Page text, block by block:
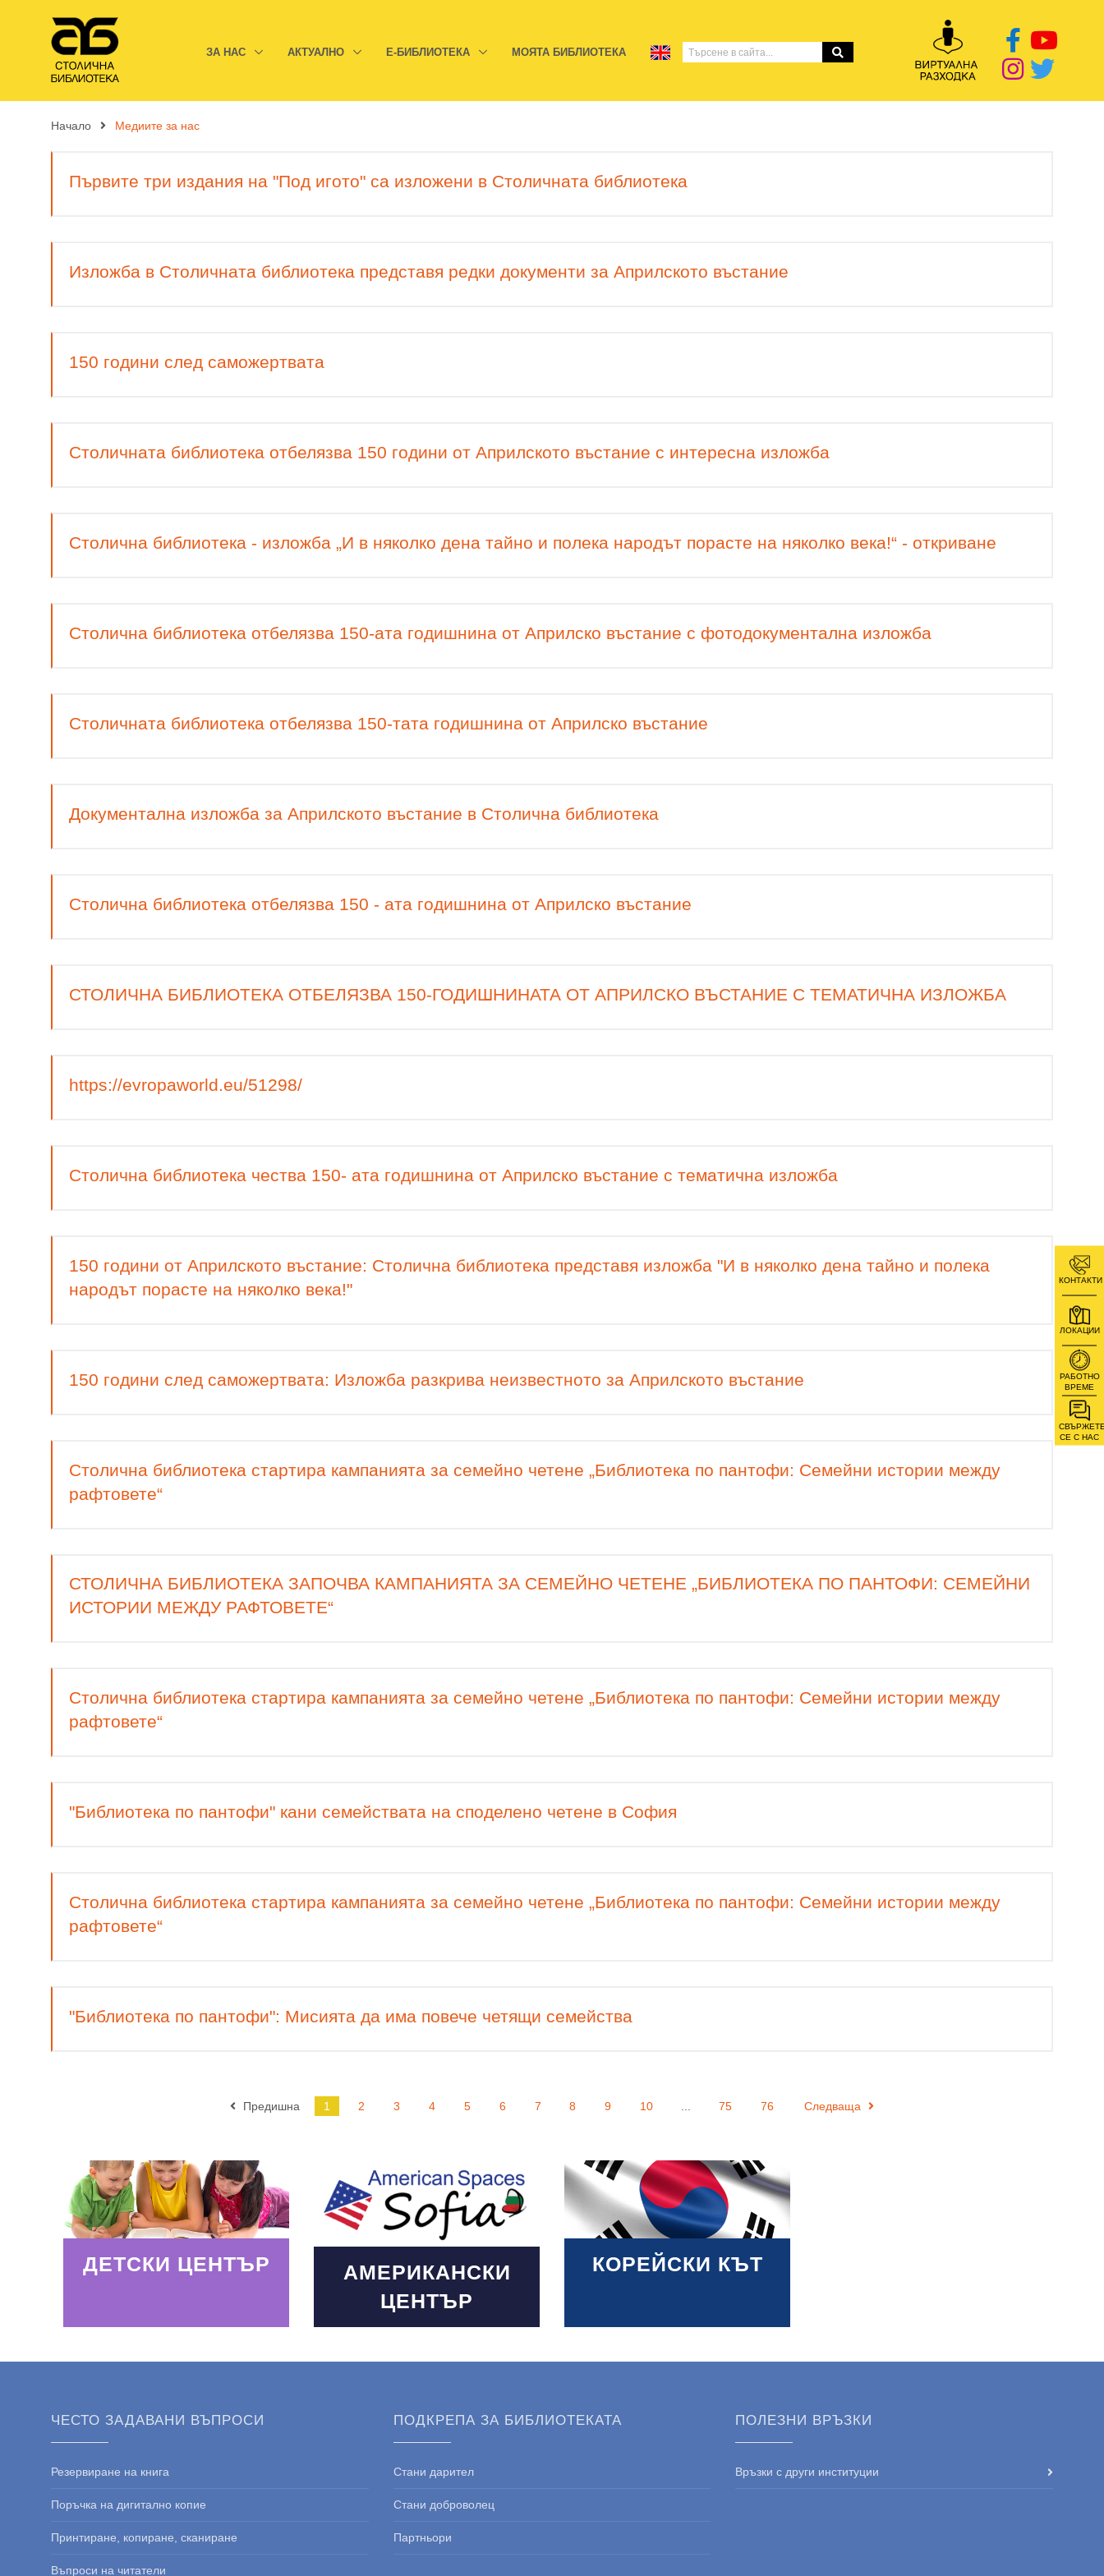
ЗА НАС АКТУАЛНО E-БИБЛИОТЕКА МОЯТА БИБЛИОТЕКА
Начало Медиите за нас
Първите три издания на "Под игото" са изложени в Столичната библиотека
Изложба в Столичната библиотека представя редки документи за Априлското въстание
150 години след саможертвата
Столичната библиотека отбелязва 150 години от Априлското въстание с интересна изложба
Столична библиотека - изложба „И в няколко дена тайно и полека народът порасте на няколко века!“ - откриване
Столична библиотека отбелязва 150-ата годишнина от Априлско въстание с фотодокументална изложба
Столичната библиотека отбелязва 150-тата годишнина от Априлско въстание
Документална изложба за Априлското въстание в Столична библиотека
Столична библиотека отбелязва 150 - ата годишнина от Априлско въстание
СТОЛИЧНА БИБЛИОТЕКА ОТБЕЛЯЗВА 150-ГОДИШНИНАТА ОТ АПРИЛСКО ВЪСТАНИЕ С ТЕМАТИЧНА ИЗЛОЖБА
https://evropaworld.eu/51298/
Столична библиотека чества 150- ата годишнина от Априлско въстание с тематична изложба
150 години от Априлското въстание: Столична библиотека представя изложба "И в няколко дена тайно и полека
народът порасте на няколко века!"
150 години след саможертвата: Изложба разкрива неизвестното за Априлското въстание
Столична библиотека стартира кампанията за семейно четене „Библиотека по пантофи: Семейни истории между
рафтовете“
СТОЛИЧНА БИБЛИОТЕКА ЗАПОЧВА КАМПАНИЯТА ЗА СЕМЕЙНО ЧЕТЕНЕ „БИБЛИОТЕКА ПО ПАНТОФИ: СЕМЕЙНИ
ИСТОРИИ МЕЖДУ РАФТОВЕТЕ“
Столична библиотека стартира кампанията за семейно четене „Библиотека по пантофи: Семейни истории между
рафтовете“
"Библиотека по пантофи" кани семействата на споделено четене в София
Столична библиотека стартира кампанията за семейно четене „Библиотека по пантофи: Семейни истории между
рафтовете“
"Библиотека по пантофи": Мисията да има повече четящи семейства
Предишна 1 2 3 4 5 6 7 8 9 10 ... 75 76 Следваща
ДЕТСКИ ЦЕНТЪР
АМЕРИКАНСКИ
ЦЕНТЪР
Read More
КОРЕЙСКИ КЪТ
Read More
КОНТАКТИ
ЛОКАЦИИ
РАБОТНО
ВРЕМЕ
СЕ С НАС
ЧЕСТО ЗАДАВАНИ ВЪПРОСИ
Резервиране на книга
Поръчка на дигитално копие
Принтиране, копиране, сканиране
Въпроси на читатели
ПОДКРЕПА ЗА БИБЛИОТЕКАТА
Стани дарител
Стани доброволец
Партньори
ПОЛЕЗНИ ВРЪЗКИ
Връзки с други институции